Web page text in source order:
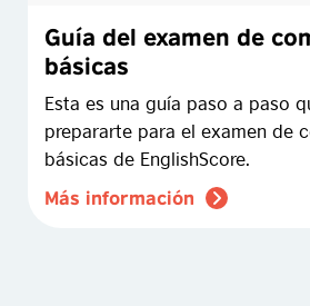
Guía del examen de
básicas
Esta es una guía paso a paso
prepararte para el examen de
básicas de EnglishScore.
Más información